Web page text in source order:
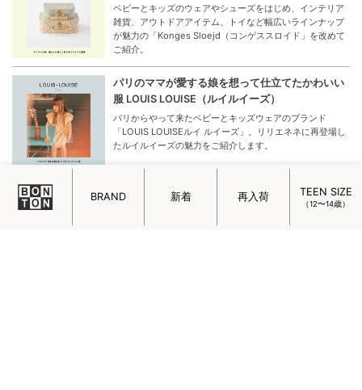
ベビーとキッズのウェアやシューズをはじめ、インテリア
雑貨、アウトドアアイテム、トイなど幅広いラインナップ
が魅力の「Konges Sloejd（コンゲススロイド」を改めて
ご紹介。
パリのママが愛する娘を想って仕立てたかわいい
服 LOUIS LOUISE（ルイルイーズ）
パリからやって来たベビーとキッズウェアのブランド
「LOUIS LOUISEルイ ルイーズ」。リリエネネに再登場し
たルイルイーズの魅力をご紹介します。
GIFT OF NEW LIFE
新しい生活に彩りと楽しみを毎日を丁寧に暮らす女性に贈
りたい春のギフトをご案内します。
BRAND 新着 再入荷 TEEN SIZE
（12〜14歳）